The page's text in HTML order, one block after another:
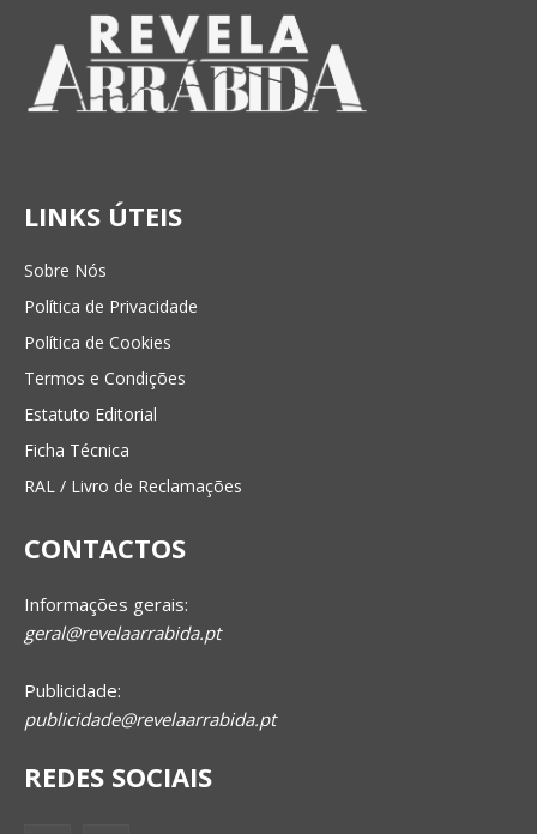
LINKS ÚTEIS
Sobre Nós
Política de Privacidade
Política de Cookies
Termos e Condições
Estatuto Editorial
Ficha Técnica
RAL / Livro de Reclamações
CONTACTOS
Informações gerais:
geral@revelaarrabida.pt
Publicidade:
publicidade@revelaarrabida.pt
REDES SOCIAIS